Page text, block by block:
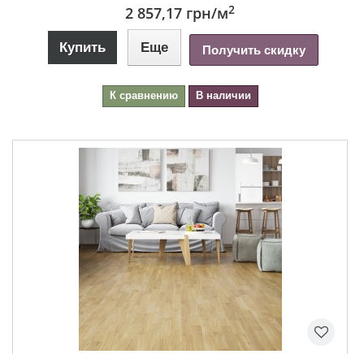
2 857,17 грн/м2
Купить Еще Получить скидку
К сравнению В наличии